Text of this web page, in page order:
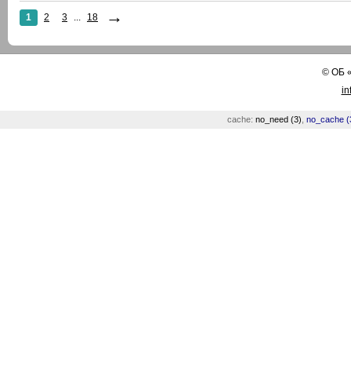
1 2 3 ... 18 →
©ОБ
cache: no_need (3) no_cache